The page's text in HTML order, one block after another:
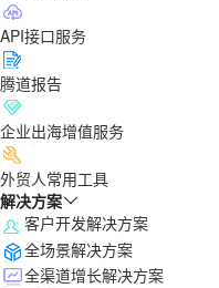
API接口服务
腾道报告
企业出海增值服务
外贸人常用工具
解决方案
客户开发解决方案
全场景解决方案
全渠道增长解决方案